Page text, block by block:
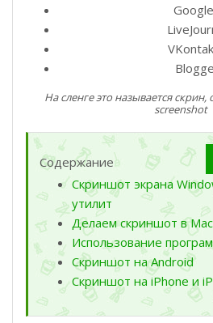
На сленге это называется скрин,
screenshot
Содержание
Скриншот экрана
утилит
Делаем скриншот в Mac
Использование
Скриншот на Android
Скриншот на iPhone и